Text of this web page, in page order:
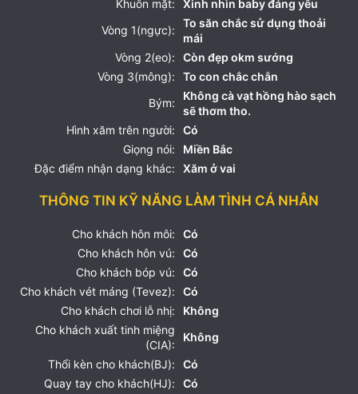
Khuôn mặt:
Xinh nhìn baby đáng yêu
Vòng 1(ngực):
To săn chắc sử dụng thoải
mái
Vòng 2(eo):
Còn đẹp okm sướng
Vòng 3(mông):
To con chắc chắn
Bým:
Không cà vạt hồng hào sạch
sẽ thơm tho.
Hình xăm trên người:
Có
Giọng nói:
Miền Bắc
Đặc điểm nhận dạng khác:
Xăm ở vai
THÔNG TIN KỸ NĂNG LÀM TÌNH CÁ NHÂN
Cho khách hôn môi:
Có
Cho khách hôn vú:
Có
Cho khách bóp vú:
Có
Cho khách vét máng (Tevez):
Có
Cho khách chơi lỗ nhị:
Không
Cho khách xuất tinh miệng
(CIA):
Không
Thổi kèn cho khách(BJ):
Có
Quay tay cho khách(HJ):
Có